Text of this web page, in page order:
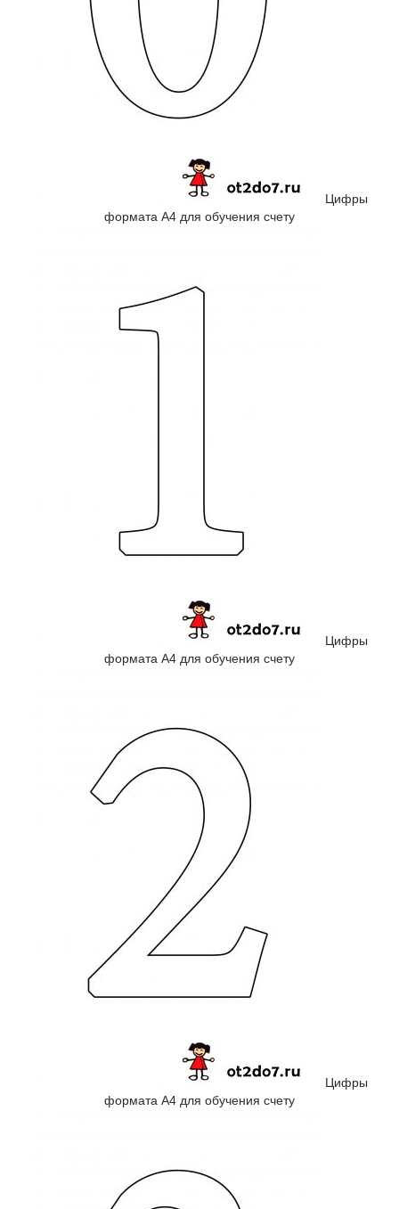
Цифры
формата А4 для обучения счету
Цифры
формата А4 для обучения счету
Цифры
формата А4 для обучения счету